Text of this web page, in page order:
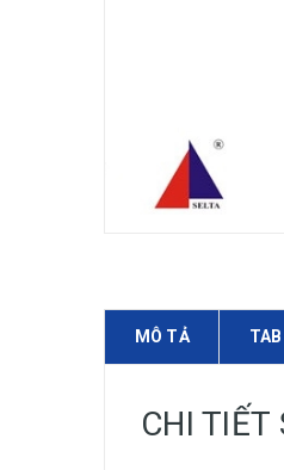
MÔ TẢ
CHI TIẾT